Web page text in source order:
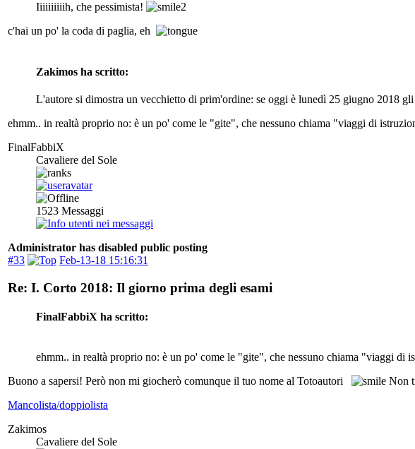
Iiiiiiiiiih, che pessimista!
c'hai un po' la coda di paglia, eh
Zakimos ha scritto:
L'autore si dimostra un vecchietto di prim'ordine: se oggi è lunedì 25 giugno 2018
ehmm.. in realtà proprio no: è un po' come le "gite", che nessuno chiama "viaggi di
FinalFabbiX
Cavaliere del Sole
1523 Messaggi
Administrator has disabled public posting
#33
Feb-13-18 15:16:31
Re: I. Corto 2018: Il giorno prima degli esami
FinalFabbiX ha scritto:
ehmm.. in realtà proprio no: è un po' come le "gite", che nessuno chiama "viaggi di
Buono a sapersi! Però non mi giocherò comunque il tuo nome al Totoautori
Non
Mancolista/doppiolista
Zakimos
Cavaliere del Sole